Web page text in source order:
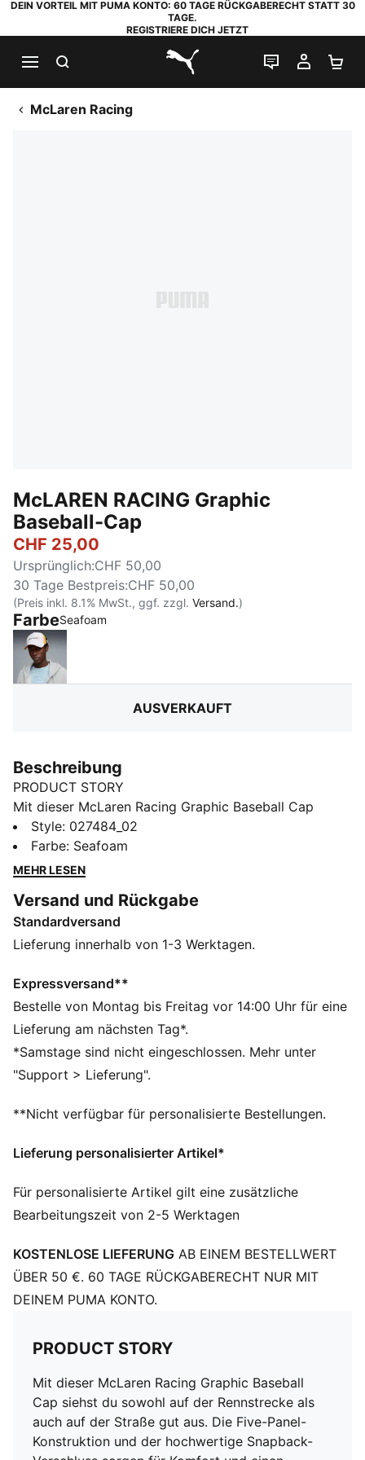
DEIN VORTEIL MIT PUMA KONTO: 60 TAGE RÜCKGABERECHT STATT 30
TAGE.
REGISTRIERE DICH JETZT
PUMA.com
LIVE-CHAT
MEIN
McLaren Racing
McLAREN RACING Graphic
Baseball-Cap
CHF 25,00
Ursprünglich:CHF 50,00
30 Tage Bestpreis:CHF 50,00
(Preis inkl. 8.1% MwSt., ggf. zzgl. Versand.)
FarbeSeafoam
PUMA White-Puma White
AUSVERKAUFT
Beschreibung
PRODUCT STORY
Mit dieser McLaren Racing Graphic Baseball Cap
siehst du sowohl auf der Rennstrecke als auch auf der
Straße gut aus. Die Five-Panel-Konstruktion und der
hochwertige Snapback-Verschluss sorgen für Komfort
setzen ein Statement und bringen Race-Day-Energie in
deinen Look.
FEATURES + VORTEILE
Materialien.
DETAILS
5-Panel-Design
Gebogener Schirm
Snapback-Verschluss
McLaren Racing Grafiken
Style: 027484_02
Farbe: Seafoam
MEHR LESEN
Versand und Rückgabe
Standardversand
Lieferung innerhalb von 1-3 Werktagen.
Expressversand**
Bestelle von Montag bis Freitag vor 14:00 Uhr für eine
Lieferung am nächsten Tag*.
*Samstage sind nicht eingeschlossen. Mehr unter
"Support > Lieferung".
**Nicht verfügbar für personalisierte Bestellungen.
Lieferung personalisierter Artikel*
Für personalisierte Artikel gilt eine zusätzliche
Bearbeitungszeit von 2-5 Werktagen
KOSTENLOSE LIEFERUNG AB EINEM BESTELLWERT
ÜBER 50 €. 60 TAGE RÜCKGABERECHT NUR MIT
DEINEM PUMA KONTO.
PRODUCT STORY
Mit dieser McLaren Racing Graphic Baseball
Cap siehst du sowohl auf der Rennstrecke als
auch auf der Straße gut aus. Die Five-Panel-
Konstruktion und der hochwertige Snapback-